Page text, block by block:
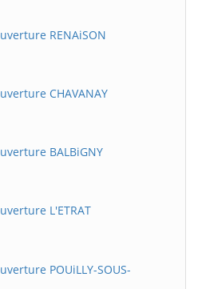
RENAiSON
CHAVANAY
BALBiGNY
L'ETRAT
POUiLLY-SOUS-